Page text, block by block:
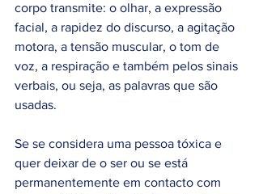
corpo transmite: o olhar, a expressão
facial, a rapidez do discurso, a agitação
motora, a tensão muscular, o tom de
voz, a respiração e também pelos sinais
verbais, ou seja, as palavras que são
usadas.
Se se considera uma pessoa tóxica e
quer deixar de o ser ou se está
permanentemente em contacto com